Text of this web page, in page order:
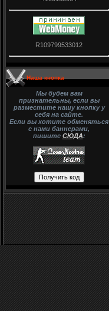
R109799533012
Наша кнопка
Мы будем вам
признательны, если вы
разместите нашу кнопку у
себя на сайте.
Если вы хотите обменяться
с нами баннерами,
пишите СЮДА: